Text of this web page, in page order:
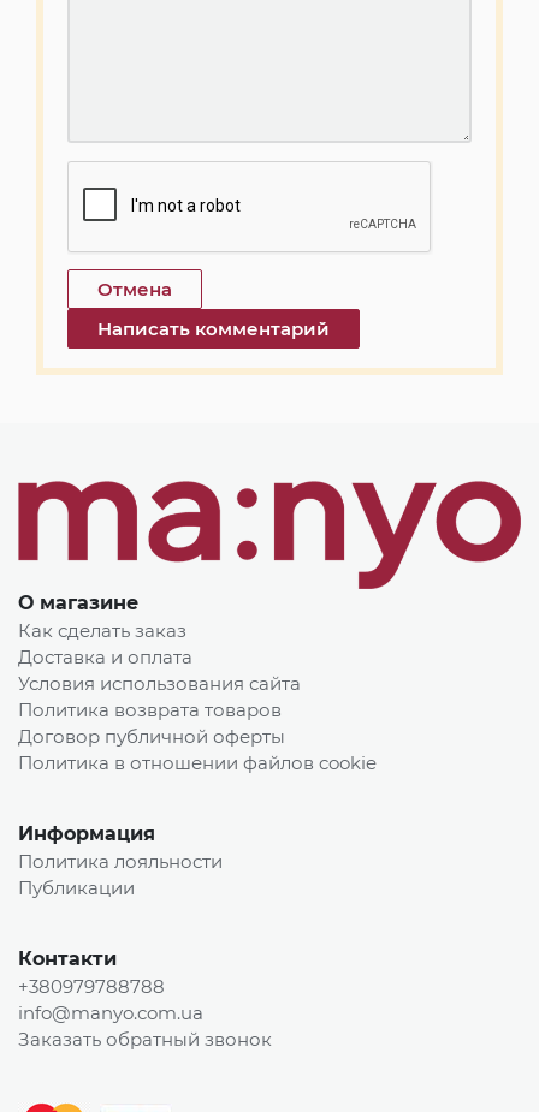
О магазине
Как сделать заказ
Доставка и оплата
Условия использования сайта
Политика возврата товаров
Договор публичной оферты
Политика в отношении файлов cookie
Информация
Политика лояльности
Публикации
Контакти
+380979788788
info@manyo.com.ua
Заказать обратный звонок